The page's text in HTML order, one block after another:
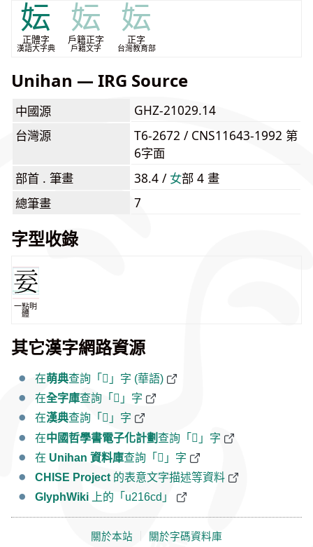
妘
正體字
漢語大字典
妘
戶籍正字
戶籍文字
妘
正字
台灣教育部
Unihan — IRG Source
中國源
GHZ-21029.14
台灣源
T6-2672 / CNS11643-1992 第
6字面
部首 . 筆畫
38.4 / ⼥部 4 畫
總筆畫
7
字型收錄
一點明
體
其它漢字網路資源
在萌典查詢「𡛍」字 (華語)
在全字庫查詢「𡛍」字
在漢典查詢「𡛍」字
在中國哲學書電子化計劃查詢「𡛍」字
在 Unihan 資料庫查詢「𡛍」字
CHISE Project 的表意文字描述等資料
GlyphWiki 上的「u216cd」
關於本站 關於字碼資料庫